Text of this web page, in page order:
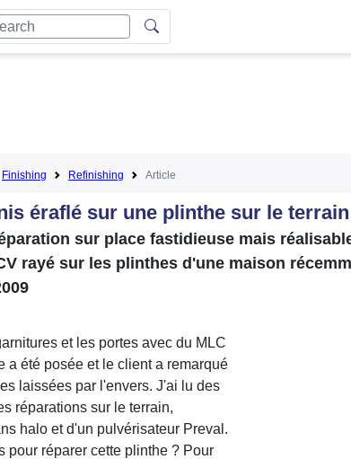
Finishing Refinishing Article
éraflé sur une plinthe sur le terrain
sur place fastidieuse mais
rayé sur les plinthes d'une maison
et les portes avec du MLC
a été posée et le client a remarqué
laissées par l'envers. J'ai lu des
réparations sur le terrain,
halo et d'un pulvérisateur Preval.
pour réparer cette plinthe ? Pour